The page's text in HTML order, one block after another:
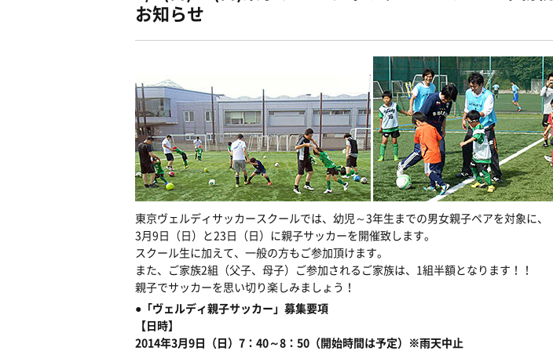
お知らせ
東京ヴェルディサッカースクールでは、幼児～3年生までの男女親子ペアを対象に、
3月9日（日）と23日（日）に親子サッカーを開催致します。
スクール生に加えて、一般の方もご参加頂けます。
また、ご家族2組（父子、母子）ご参加されるご家族は、1組半額となります！！
親子でサッカーを思い切り楽しみましょう！
●「ヴェルディ親子サッカー」募集要項
【日時】
2014年3月9日（日）7：40～8：50（開始時間は予定）※雨天中止